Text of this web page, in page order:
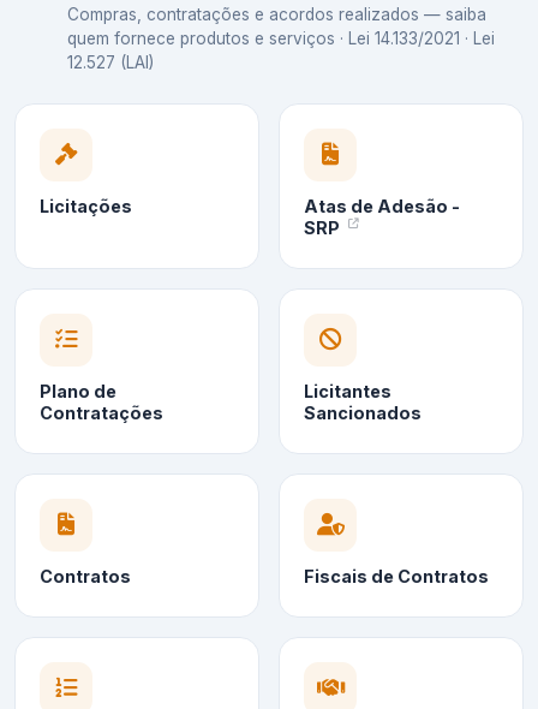
Compras, contratações e acordos realizados — saiba
quem fornece produtos e serviços · Lei 14.133/2021 · Lei
12.527 (LAI)
Licitações
Atas de Adesão -
SRP
Plano de
Contratações
Licitantes
Sancionados
Contratos Fiscais de Contratos